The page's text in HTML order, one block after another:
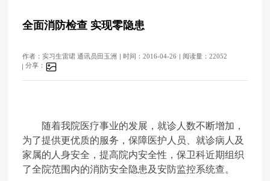
全面消防检查 实现零隐患
作者：实习生雷珺 通讯员田玉洲 时间：2016-04-26
阅读量：22052
分享：
随着我院医疗事业的发展，就诊人数不断增加，
为了提供更优质的服务，保障医护人员、就诊病人及
家属的人身安全，提高院内安全性，保卫科近期组织
了全院范围内的消防安全隐患及安防监控系统查。